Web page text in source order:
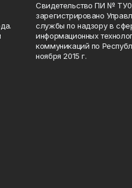
Свидетельство ПИ №
зарегистрировано
службы по надзору в
информационных
коммуникаций по
ноября 2015 г.